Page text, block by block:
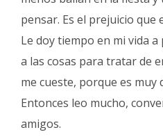
pensar. Es el prejuicio que
Le doy tiempo en mi vida
a las cosas para tratar de
me cueste, porque es muy
Entonces leo mucho,
amigos.